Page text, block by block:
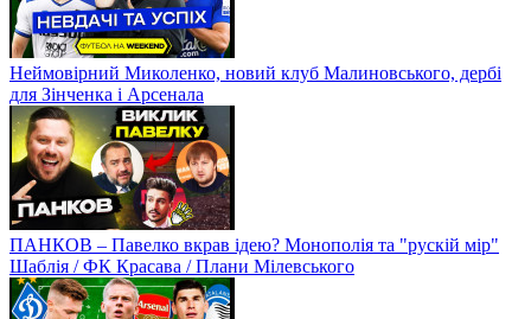
Неймовірний Миколенко, новий клуб Малиновського, дербі
для Зінченка і Арсенала
ПАНКОВ – Павелко вкрав ідею? Монополія та "рускій мір"
Шаблія / ФК Красава / Плани Мілевського